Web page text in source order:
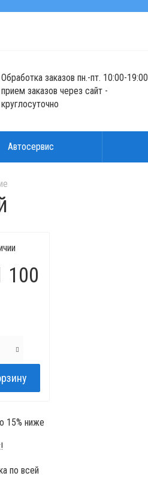
Обработка заказов пн.-пт. 10:00-19:00
прием заказов через сайт -
круглосуточно
Автосервис
100
15% ниже
по всей